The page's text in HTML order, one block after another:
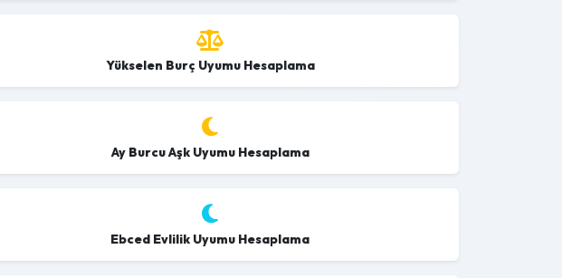
Yükselen Burç Uyumu Hesaplama
Ay Burcu Aşk Uyumu Hesaplama
Ebced Evlilik Uyumu Hesaplama